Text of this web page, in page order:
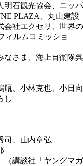
明石観光協会、ニッパ
PLAZA、丸山建設
会社エクセリ、世界の
ィルムコミッショ
なさま、海上自衛隊呉
瓶、小林克也、小日向
し
司、山内章弘
（講談社「ヤングマガ